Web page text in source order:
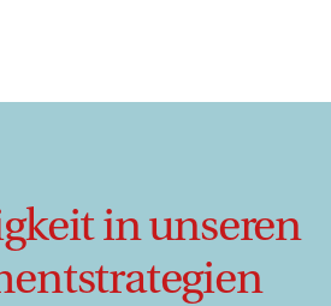
in unseren